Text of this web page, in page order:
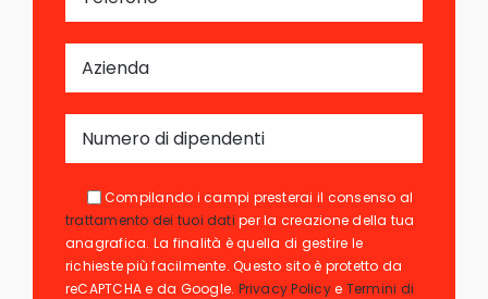
Compilando i campi presterai il consenso al
trattamento dei tuoi dati per la creazione della tua
anagrafica. La finalità è quella di gestire le
richieste più facilmente. Questo sito è protetto da
reCAPTCHA e da Google. Privacy Policye Termini di